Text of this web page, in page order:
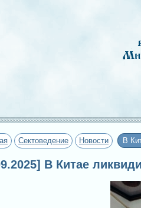
Сектоведение Новости В
В Китае